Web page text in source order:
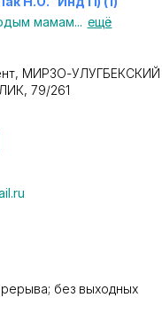
мамам... ещё
, МИРЗО-
, 79/261
без выходных